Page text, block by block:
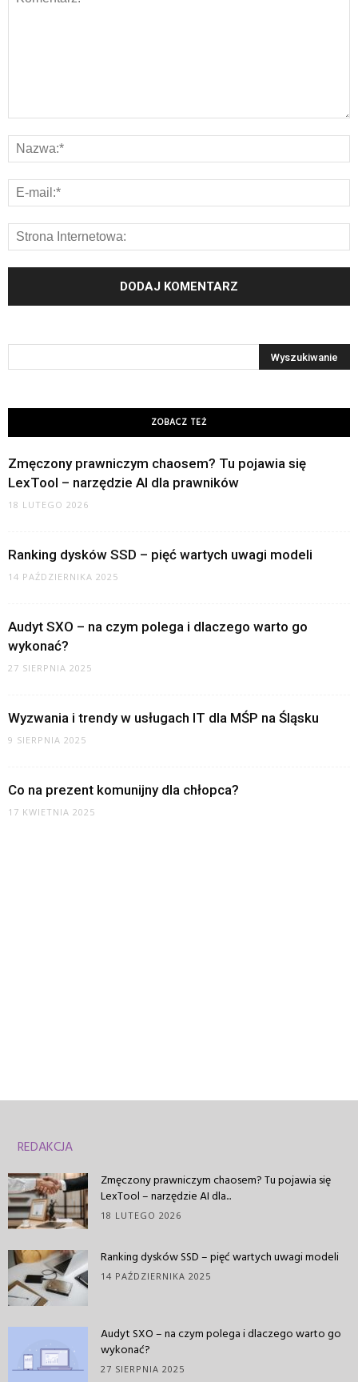
ZOBACZ TEŻ
Zmęczony prawniczym chaosem? Tu pojawia się
LexTool – narzędzie AI dla prawników
18 LUTEGO 2026
Ranking dysków SSD – pięć wartych uwagi modeli
14 PAŹDZIERNIKA 2025
Audyt SXO – na czym polega i dlaczego warto go
wykonać?
27 SIERPNIA 2025
Wyzwania i trendy w usługach IT dla MŚP na Śląsku
9 SIERPNIA 2025
Co na prezent komunijny dla chłopca?
17 KWIETNIA 2025
REDAKCJA
Zmęczony prawniczym chaosem? Tu pojawia się
LexTool – narzędzie AI dla...
18 LUTEGO 2026
Ranking dysków SSD – pięć wartych uwagi modeli
14 PAŹDZIERNIKA 2025
Audyt SXO – na czym polega i dlaczego warto go
wykonać?
27 SIERPNIA 2025